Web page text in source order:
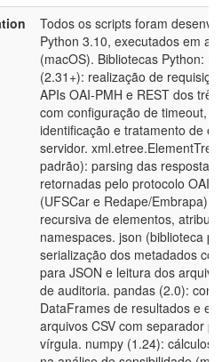
Todos os scripts foram
Python 3.10, executados em
(macOS). Bibliotecas Python:
(2.31+): realização de
APIs OAI-PMH e REST dos
com configuração de timeout,
identificação e tratamento de
servidor.
padrão): parsing das respostas
retornadas pelo protocolo OAI-
(UFSCar e Redape/Embrapa),
recursiva de elementos,
namespaces. json (biblioteca
serialização dos metadados
para JSON e leitura dos
de auditoria. pandas (2.0):
DataFrames de resultados e
arquivos CSV com separador
vírgula. numpy (1.24): cálculos